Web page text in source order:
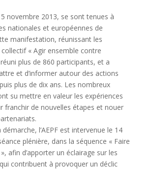
novembre 2013, se sont tenues à
nationales et européennes de
manifestation, réunissant les
« Agir ensemble contre
plus de 860 participants, et a
et d’informer autour des actions
plus de dix ans. Les nombreux
su mettre en valeur les expériences
franchir de nouvelles étapes et nouer
l’AEPF est intervenue le 14
plénière, dans la séquence « Faire
afin d’apporter un éclairage sur les
contribuent à provoquer un déclic